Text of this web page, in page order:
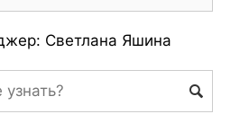
Светлана Яшина